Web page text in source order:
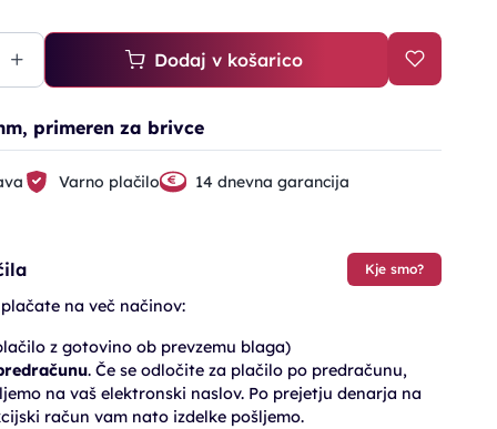
Dodaj v košarico
primeren za brivce
Varno plačilo 14 dnevna garancija
Kje smo?
na več načinov:
z gotovino ob prevzemu blaga)
. Če se odločite za plačilo po predračunu,
na vaš elektronski naslov. Po prejetju denarja na
račun vam nato izdelke pošljemo.